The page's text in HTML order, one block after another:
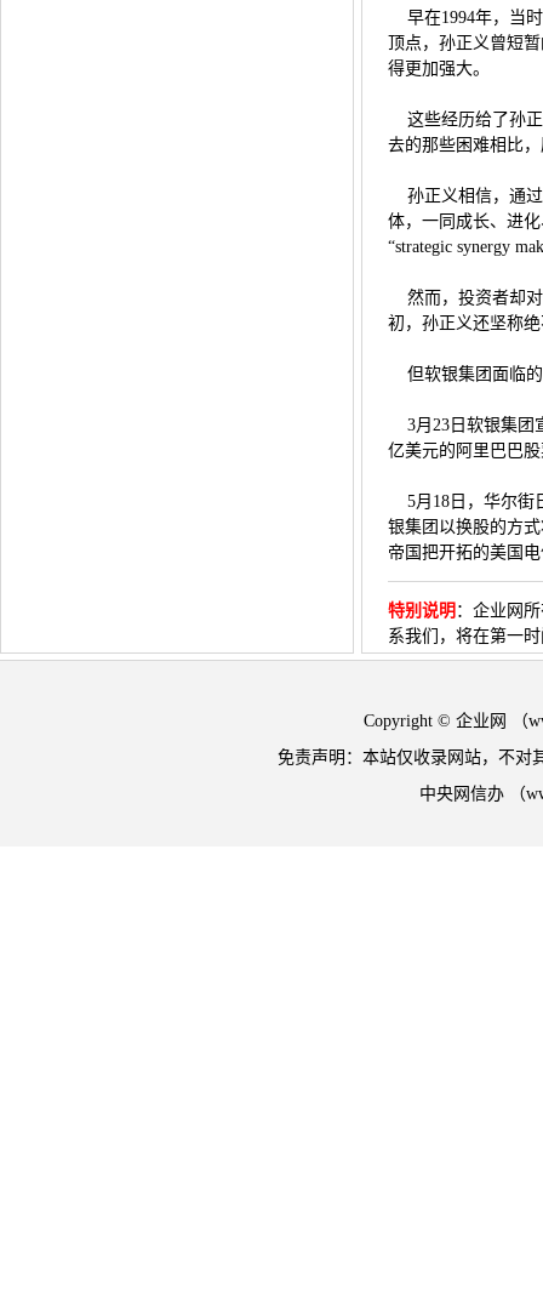
早在1994年，当
顶点，孙正义曾短
得更加强大。
这些经历给了孙正
去的那些困难相比
孙正义相信，通过
体，一同成长、进
“strategic synergy
然而，投资者却对
初，孙正义还坚称
但软银集团面临的
3月23日软银集团
亿美元的阿里巴巴
5月18日，华尔街
银集团以换股的方
帝国把开拓的美国
特别说明 ： 企业网
系我们，将在第一
Copyright © 企业网 （
免责声明：本站仅收录网站，不对
中央网信办 （